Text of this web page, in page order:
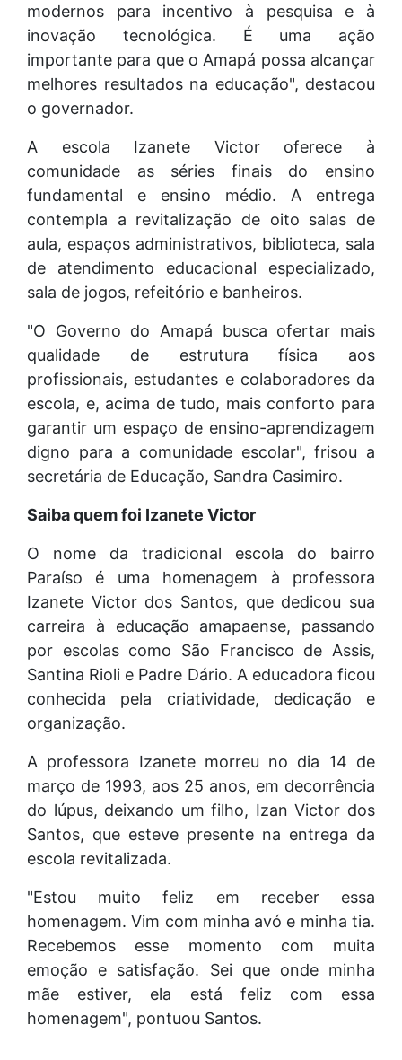
modernos para incentivo à pesquisa e à
inovação tecnológica. É uma ação
importante para que o Amapá possa alcançar
melhores resultados na educação", destacou
o governador.
A escola Izanete Victor oferece à
comunidade as séries finais do ensino
fundamental e ensino médio. A entrega
contempla a revitalização de oito salas de
aula, espaços administrativos, biblioteca, sala
de atendimento educacional especializado,
sala de jogos, refeitório e banheiros.
"O Governo do Amapá busca ofertar mais
qualidade de estrutura física aos
profissionais, estudantes e colaboradores da
escola, e, acima de tudo, mais conforto para
garantir um espaço de ensino-aprendizagem
digno para a comunidade escolar", frisou a
secretária de Educação, Sandra Casimiro.
Saiba quem foi Izanete Victor
O nome da tradicional escola do bairro
Paraíso é uma homenagem à professora
Izanete Victor dos Santos, que dedicou sua
carreira à educação amapaense, passando
por escolas como São Francisco de Assis,
Santina Rioli e Padre Dário. A educadora ficou
conhecida pela criatividade, dedicação e
organização.
A professora Izanete morreu no dia 14 de
março de 1993, aos 25 anos, em decorrência
do lúpus, deixando um filho, Izan Victor dos
Santos, que esteve presente na entrega da
escola revitalizada.
"Estou muito feliz em receber essa
homenagem. Vim com minha avó e minha tia.
Recebemos esse momento com muita
emoção e satisfação. Sei que onde minha
mãe estiver, ela está feliz com essa
homenagem", pontuou Santos.